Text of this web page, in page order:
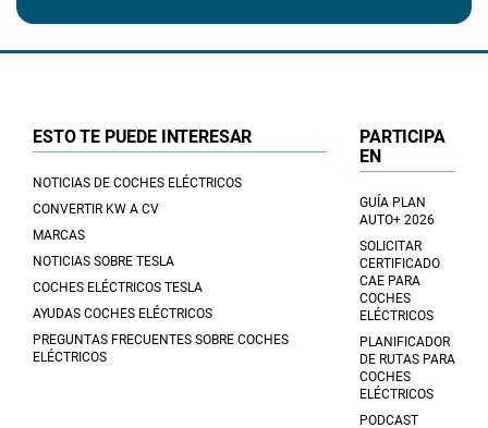
ESTO TE PUEDE INTERESAR
NOTICIAS DE COCHES ELÉCTRICOS
CONVERTIR KW A CV
MARCAS
NOTICIAS SOBRE TESLA
COCHES ELÉCTRICOS TESLA
AYUDAS COCHES ELÉCTRICOS
PREGUNTAS FRECUENTES SOBRE COCHES
ELÉCTRICOS
PARTICIPA
EN
GUÍA PLAN
AUTO+ 2026
SOLICITAR
CERTIFICADO
CAE PARA
COCHES
ELÉCTRICOS
PLANIFICADOR
DE RUTAS PARA
COCHES
ELÉCTRICOS
PODCAST